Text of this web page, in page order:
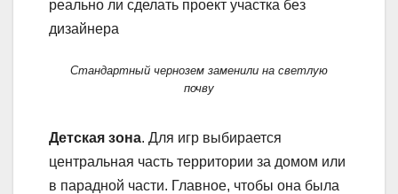
Стандартный чернозем заменили на светлую
почву
Детская зона. Для игр выбирается
центральная часть территории за домом или
в парадной части. Главное, чтобы она была